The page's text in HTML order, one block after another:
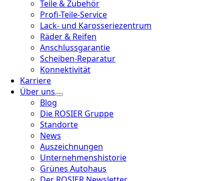
Teile & Zubehör
Profi-Teile-Service
Lack- und Karosseriezentrum
Räder & Reifen
Anschlussgarantie
Scheiben-Reparatur
Konnektivität
Karriere
Über uns
Blog
Die ROSIER Gruppe
Standorte
News
Auszeichnungen
Unternehmenshistorie
Grünes Autohaus